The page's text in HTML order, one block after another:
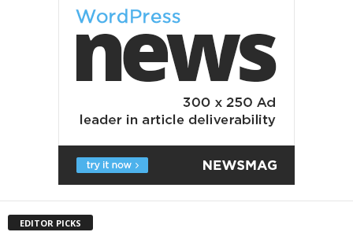
EDITOR PICKS